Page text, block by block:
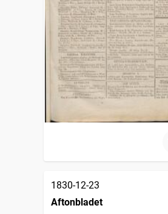
1830-12-23
Aftonbladet